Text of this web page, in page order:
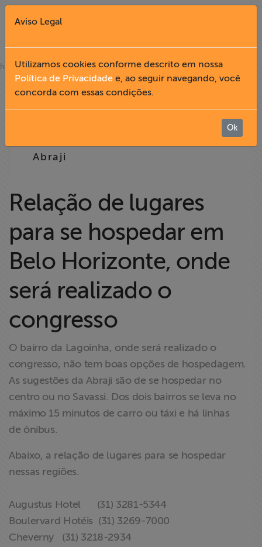
Fechar X
English
Institucional
Formação
Acesso à
Informação
Liberdade de
Expressão
Projetos
Proteção Legal
e Litigância
Documentários
dos
Homenageados
Notícias
Doe para
ABRAJI
home»notícias
08.04
Abraji
Relação de lugares
para se hospedar em
Belo Horizonte, onde
será realizado o
congresso
O bairro da Lagoinha, onde será realizado o
congresso, não tem boas opções de hospedagem.
As sugestões da Abraji são de se hospedar no
centro ou no Savassi. Dos dois bairros se leva no
máximo 15 minutos de carro ou táxi e há linhas
de ônibus.
Abaixo, a relação de lugares para se hospedar
nessas regiões.
Augustus Hotel (31) 3281-5344
Boulervard Hotéis (31) 3269-7000
Cheverny (31) 3218-2934
Aviso Legal
Utilizamos cookies conforme descrito em nossa
Política de Privacidade e, ao seguir navegando, você
concorda com essas condições.
Ok